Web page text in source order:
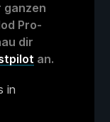
ganzen
Pro-
dir
an.
in